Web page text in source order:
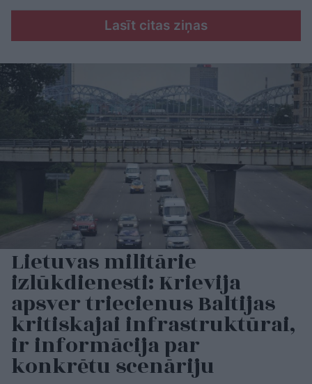
Lasīt citas ziņas
Lietuvas militārie
izlūkdienesti: Krievija
apsver triecienus Baltijas
kritiskajai infrastruktūrai,
ir informācija par
konkrētu scenāriju